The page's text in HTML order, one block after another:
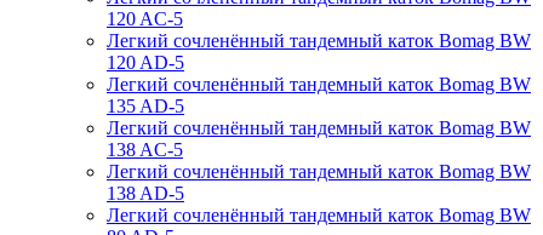
120 AC-5
Легкий сочленённый тандемный каток Bomag BW
120 AD-5
Легкий сочленённый тандемный каток Bomag BW
135 AD-5
Легкий сочленённый тандемный каток Bomag BW
138 AC-5
Легкий сочленённый тандемный каток Bomag BW
138 AD-5
Легкий сочленённый тандемный каток Bomag BW